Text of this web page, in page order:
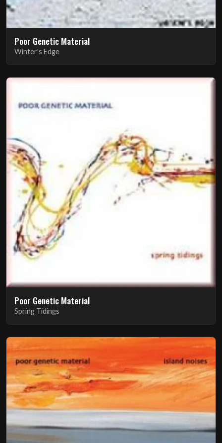
Poor Genetic Material
Winter's Edge
Poor Genetic Material
Spring Tidings